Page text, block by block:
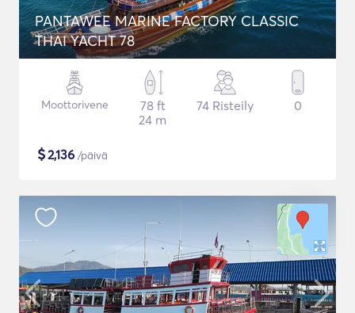
PANTAWEE MARINE FACTORY CLASSIC
THAI YACHT 78
Moottorivene
78 ft
24 m
74 Risteily 0
$2,136 /päivä